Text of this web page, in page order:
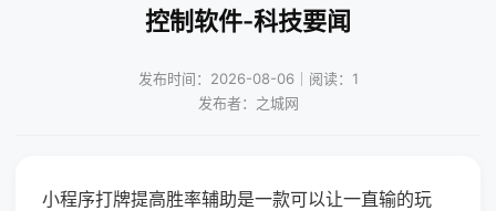
控制软件-科技要闻
发布时间：2026-08-06｜阅读：1
发布者：之城网
小程序打牌提高胜率辅助是一款可以让一直输的玩